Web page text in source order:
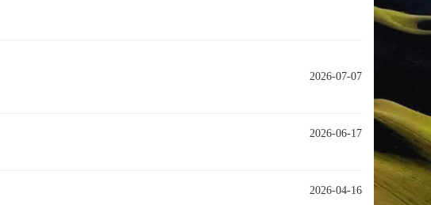
2026-07-07
2026-06-17
2026-04-16